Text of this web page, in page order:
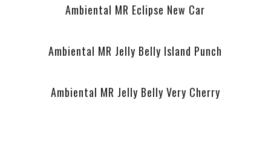
Ambiental MR Eclipse New Car
Ambiental MR Jelly Belly Island Punch
Ambiental MR Jelly Belly Very Cherry